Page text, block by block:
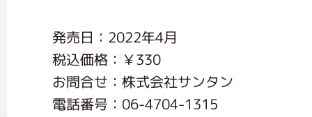
発売日：2022年4月
税込価格：￥330
お問合せ：株式会社サンタン
電話番号：06-4704-1315
くまのがっこう しょくいんしつ
くまのがっこう 家庭科部